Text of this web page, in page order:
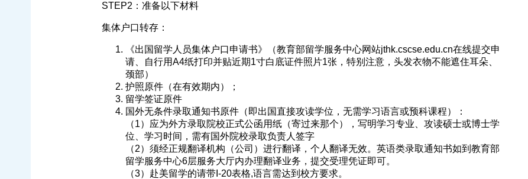
STEP2：准备以下材料
集体户口转存：
《出国留学人员集体户口申请书》（教育部留学服务中心网站jthk.cscse.edu.cn在线提交申
请、自行用A4纸打印并贴近期1寸白底证件照片1张，特别注意，头发衣物不能遮住耳朵、
颈部）
护照原件（在有效期内）；
留学签证原件
国外无条件录取通知书原件（即出国直接攻读学位，无需学习语言或预科课程）：
（1）应为外方录取院校正式公函用纸（寄过来那个），写明学习专业、攻读硕士或博士学
位、学习时间，需有国外院校录取负责人签字
（2）须经正规翻译机构（公司）进行翻译，个人翻译无效。英语类录取通知书如到教育部
留学服务中心6层服务大厅内办理翻译业务，提交受理凭证即可。
（3）赴美留学的请带I-20表格,语言需达到校方要求。